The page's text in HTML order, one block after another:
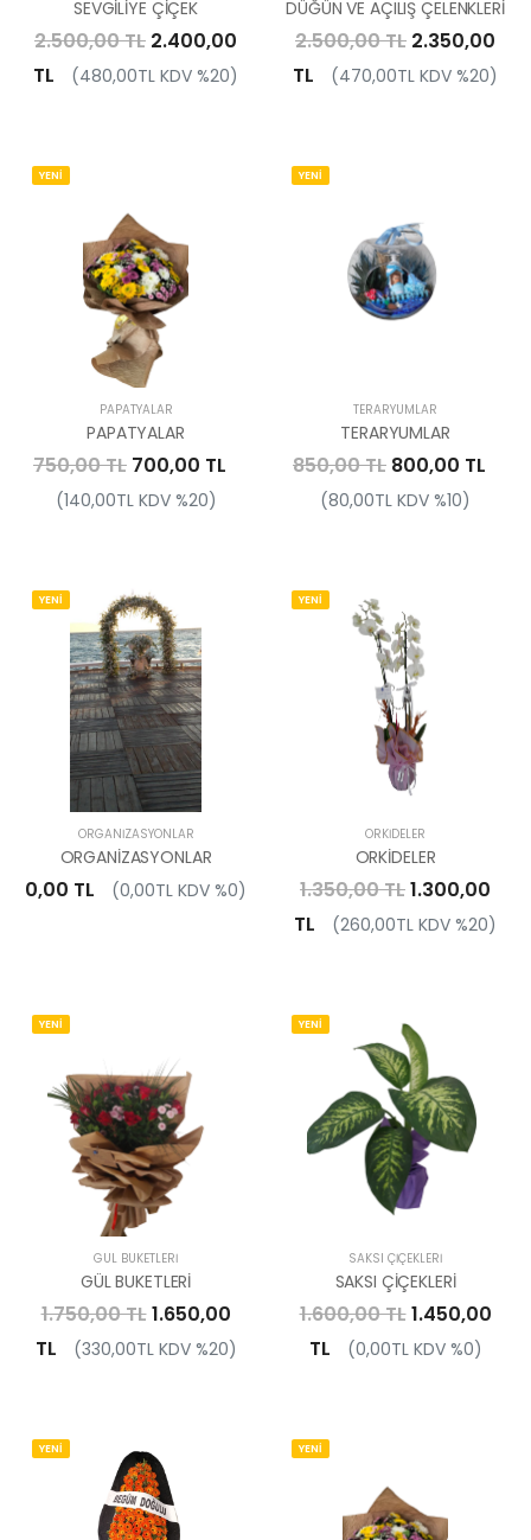
SEVGİLİYE ÇİÇEK
2.500,00 TL 2.400,00
TL
(480,00TL KDV %20)
DÜĞÜN VE AÇILIŞ ÇELENKLERİ
2.500,00 TL 2.350,00
TL
(470,00TL KDV %20)
YENİ
PAPATYALAR
PAPATYALAR
750,00 TL 700,00 TL
(140,00TL KDV %20)
YENİ
TERARYUMLAR
TERARYUMLAR
850,00 TL 800,00 TL
(80,00TL KDV %10)
YENİ
ORGANIZASYONLAR
ORGANİZASYONLAR
0,00 TL (0,00TL KDV %0)
YENİ
ORKIDELER
ORKİDELER
1.350,00 TL1.300,00
TL
(260,00TL KDV %20)
YENİ
GÜL BUKETLERI
GÜL BUKETLERİ
1.750,00 TL1.650,00
TL
(330,00TL KDV %20)
YENİ
SAKSI ÇIÇEKLERI
SAKSI ÇİÇEKLERİ
1.600,00 TL1.450,00
TL
(0,00TL KDV %0)
YENİ YENİ